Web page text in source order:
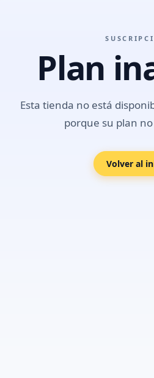
Plan
Esta tienda no está
porque su plan
Volver al